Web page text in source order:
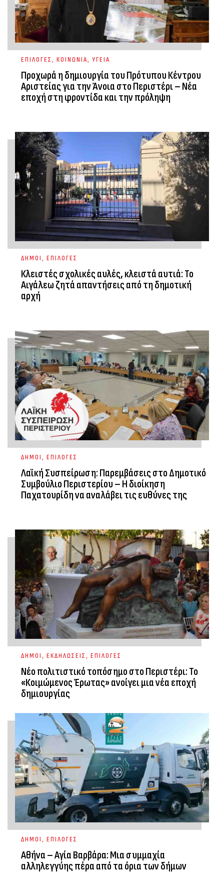
ΕΠΙΛΟΓΕΣ, ΚΟΙΝΩΝΙΑ, ΥΓΕΙΑ
Προχωρά η δημιουργία του Πρότυπου Κέντρου
Αριστείας για την Άνοια στο Περιστέρι – Νέα
εποχή στη φροντίδα και την πρόληψη
ΔΗΜΟΙ, ΕΠΙΛΟΓΕΣ
Κλειστές σχολικές αυλές, κλειστά αυτιά: Το
Αιγάλεω ζητά απαντήσεις από τη δημοτική
αρχή
ΔΗΜΟΙ, ΕΠΙΛΟΓΕΣ
Λαϊκή Συσπείρωση: Παρεμβάσεις στο Δημοτικό
Συμβούλιο Περιστερίου – Η διοίκηση
Παχατουρίδη να αναλάβει τις ευθύνες της
ΔΗΜΟΙ, ΕΚΔΗΛΩΣΕΙΣ, ΕΠΙΛΟΓΕΣ
Νέο πολιτιστικό τοπόσημο στο Περιστέρι: Το
«Κοιμώμενος Έρωτας» ανοίγει μια νέα εποχή
δημιουργίας
ΔΗΜΟΙ, ΕΠΙΛΟΓΕΣ
Αθήνα – Αγία Βαρβάρα: Μια συμμαχία
αλληλεγγύης πέρα από τα όρια των δήμων